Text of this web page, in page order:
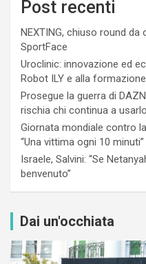
Post recenti
NEXTING, chiuso round
SportFace
Uroclinic: innovazione ed
Robot ILY e alla
Prosegue la guerra di
rischia chi continua a
Giornata mondiale contro
“Una vittima ogni 10 minuti”
Israele, Salvini: “Se
benvenuto”
Dai un'occhiata